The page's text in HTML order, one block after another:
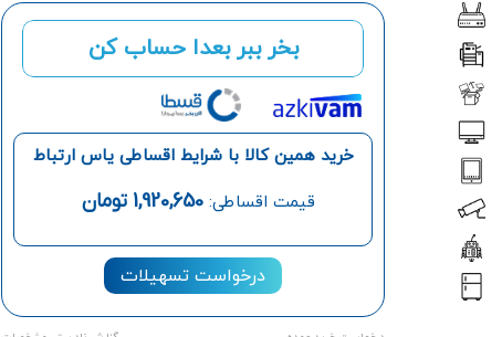
بخر ببر بعدا حساب کن
خرید همین کالا با شرایط اقساطی یاس ارتباط
قیمت اقساطی: 1,920,650 تومان
درخواست تسهیلات